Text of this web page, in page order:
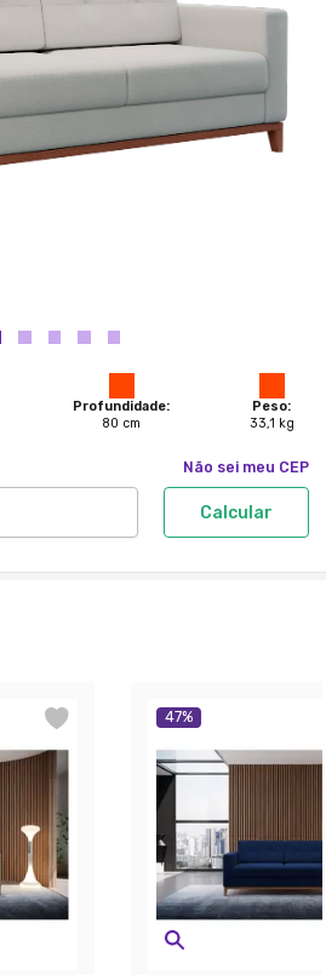
Profundidade:
80 cm
Peso:
33,1 kg
Não sei meu CEP
Calcular
47%